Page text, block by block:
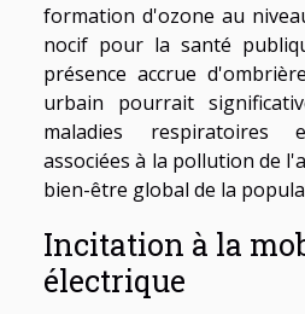
formation d'ozone au
nocif pour la santé
présence accrue
urbain pourrait
maladies respiratoires
associées à la pollution de
bien-être global de la
Incitation à la
électrique